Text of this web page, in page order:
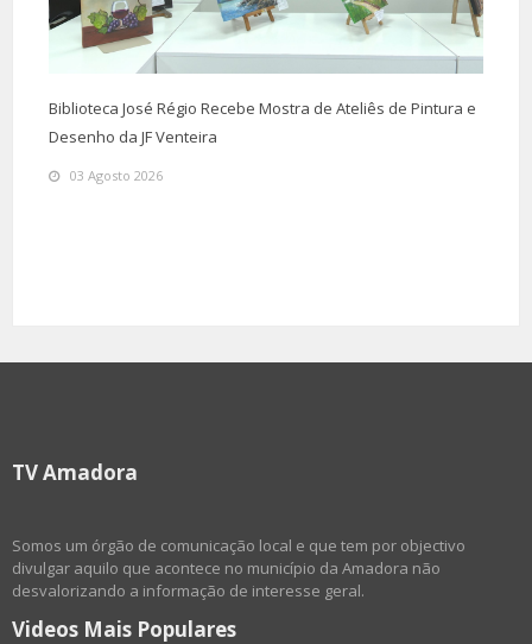
Biblioteca José Régio Recebe Mostra de Ateliês de Pintura e
Desenho da JF Venteira
03 Agosto 2026
TV Amadora
Somos um órgão de comunicação local e que tem por objectivo
divulgar aquilo que acontece no município da Amadora não
desvalorizando a informação de interesse geral.
Videos Mais Populares